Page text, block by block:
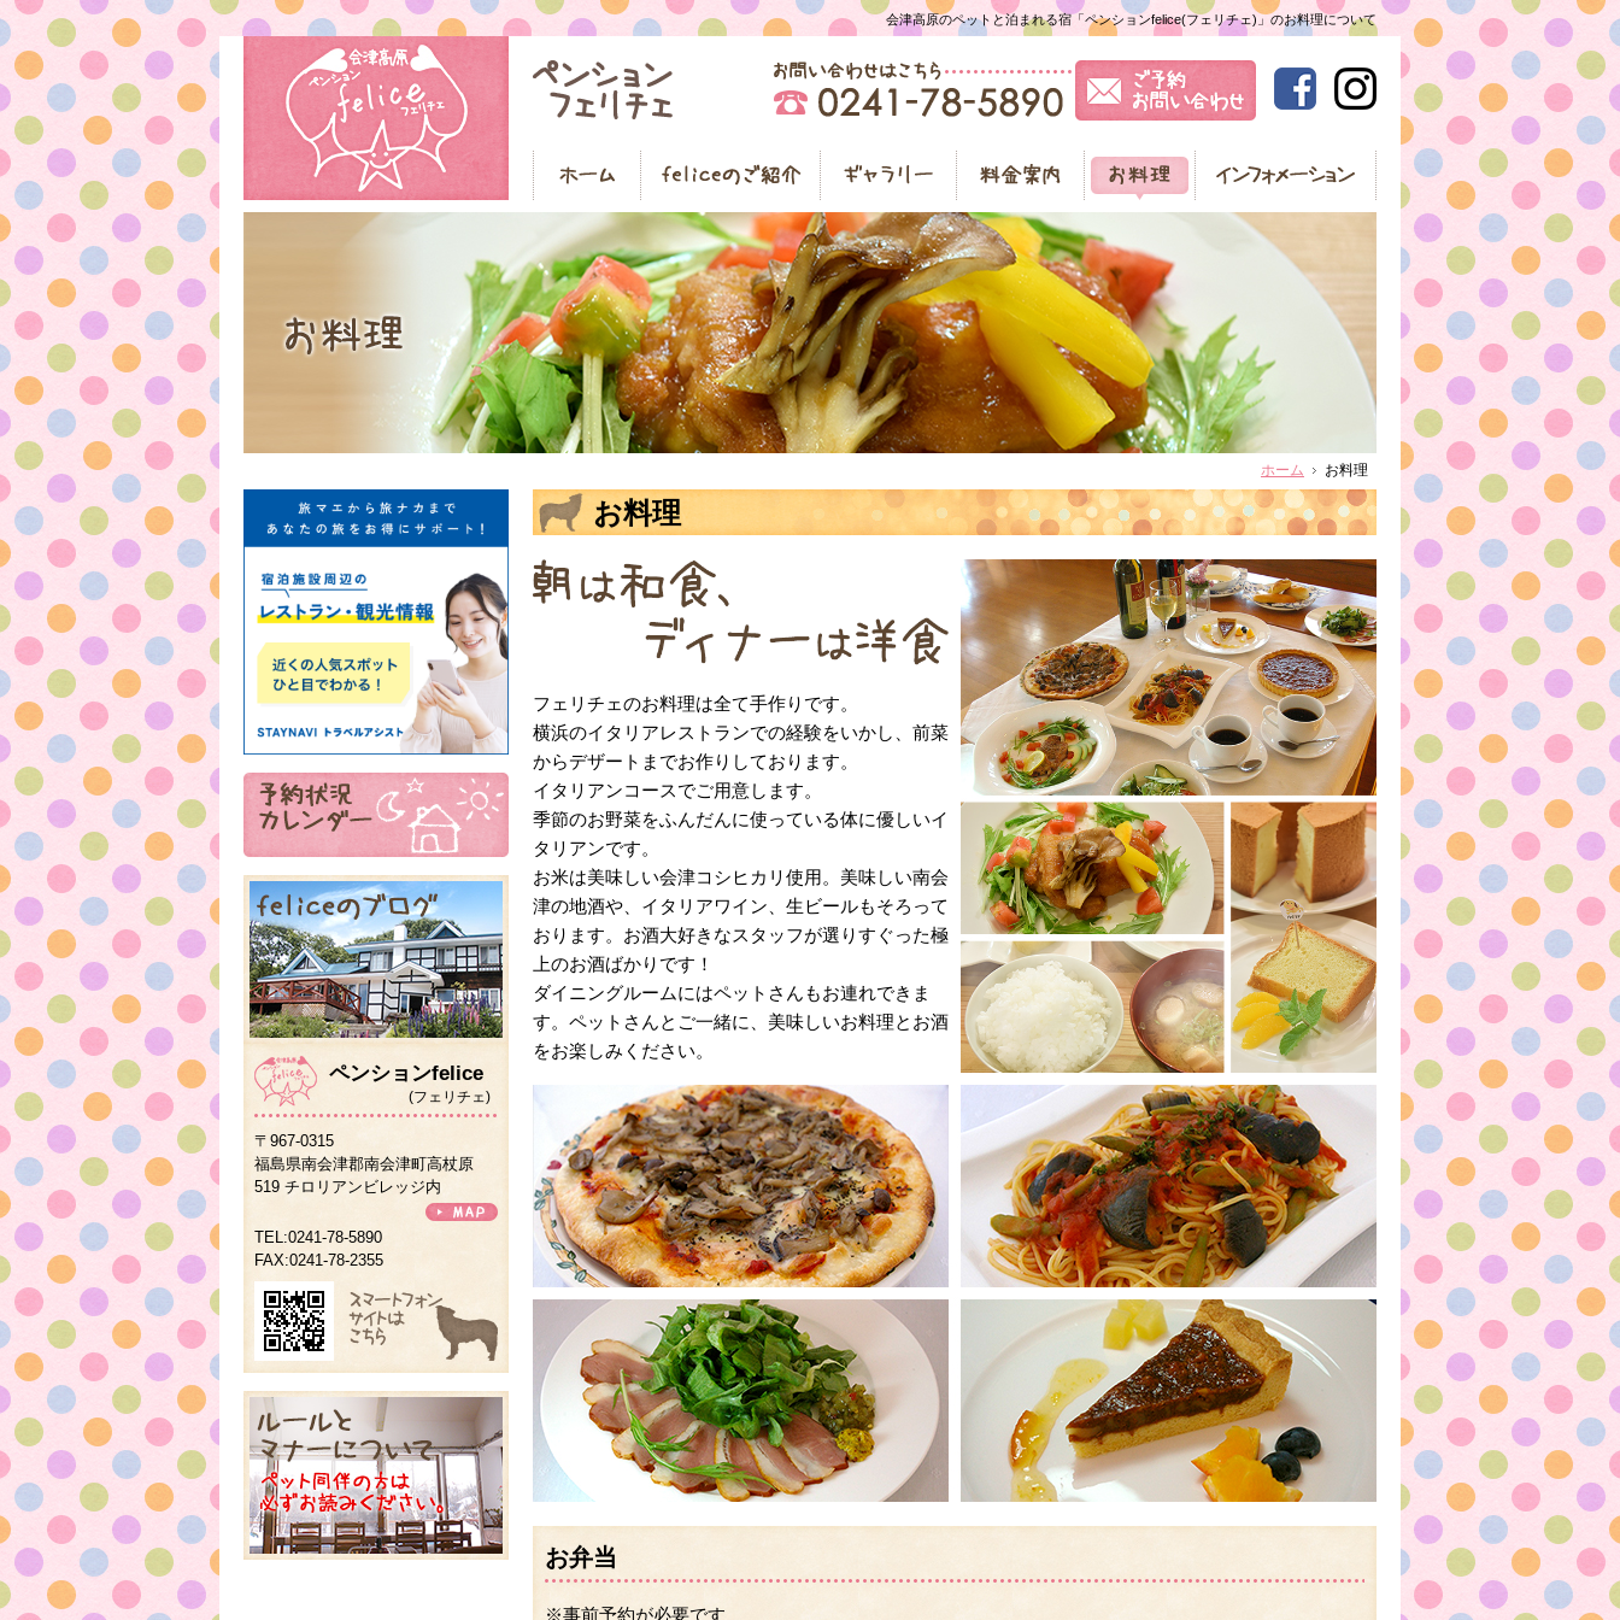
会津高原のペットと泊まれる宿「ペンションfelice(フェリチェ)」のお料理について
ホーム お料理
お料理
フェリチェのお料理は全て手作りです。
横浜のイタリアレストランでの経験をいかし、前菜
からデザートまでお作りしております。
イタリアンコースでご用意します。
季節のお野菜をふんだんに使っている体に優しいイ
タリアンです。
お米は美味しい会津コシヒカリ使用。美味しい南会
津の地酒や、イタリアワイン、生ビールもそろって
おります。お酒大好きなスタッフが選りすぐった極
上のお酒ばかりです！
ダイニングルームにはペットさんもお連れできま
す。ペットさんとご一緒に、美味しいお料理とお酒
をお楽しみください。
お弁当
※事前予約が必要です
ペンションfelice
(フェリチェ)
〒967-0315
福島県南会津郡南会津町高杖原
519 チロリアンビレッジ内
TEL:0241-78-5890
FAX:0241-78-2355